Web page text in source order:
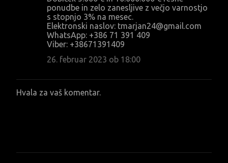
ponudbe in zelo zanesljive z večjo varnostjo
s stopnjo 3% na mesec.
Elektronski naslov: tmarjan24@gmail.com
WhatsApp: +386 71 391 409
Viber: +38671391409
26. februar 2023 ob 18:00
O
Hvala za vaš komentar.